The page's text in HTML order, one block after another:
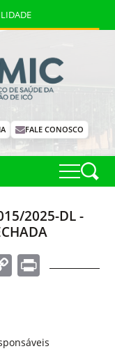
FALE CONOSCO
2025-DL -
CopyPrint